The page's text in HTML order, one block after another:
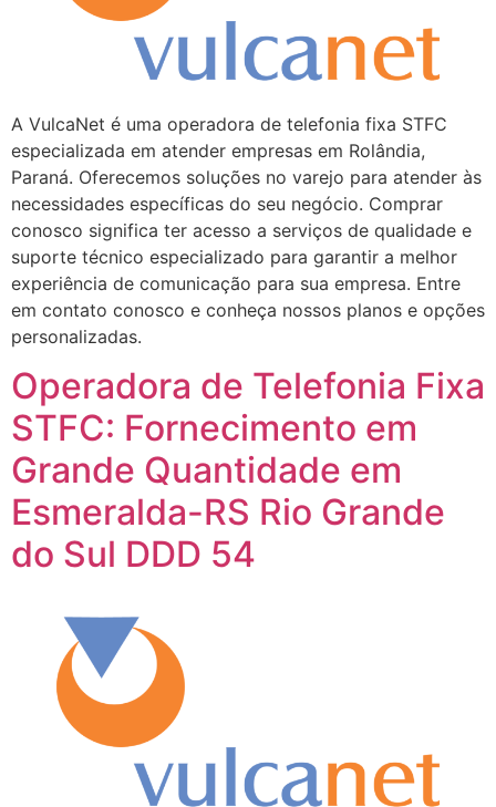
A VulcaNet é uma operadora de telefonia fixa STFC
especializada em atender empresas em Rolândia,
Paraná. Oferecemos soluções no varejo para atender às
necessidades específicas do seu negócio. Comprar
conosco significa ter acesso a serviços de qualidade e
suporte técnico especializado para garantir a melhor
experiência de comunicação para sua empresa. Entre
em contato conosco e conheça nossos planos e opções
personalizadas.
Operadora de Telefonia Fixa
STFC: Fornecimento em
Grande Quantidade em
Esmeralda-RS Rio Grande
do Sul DDD 54